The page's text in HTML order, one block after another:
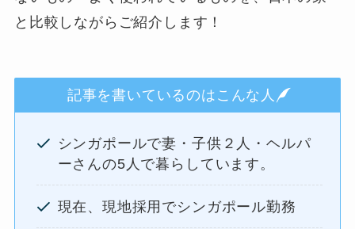
と比較しながらご紹介します！
記事を書いているのはこんな人
シンガポールで妻・子供２人・ヘルパ
ーさんの5人で暮らしています。
現在、現地採用でシンガポール勤務